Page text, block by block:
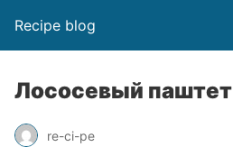
Recipe blog
Лососевый паштет
re-ci-pe